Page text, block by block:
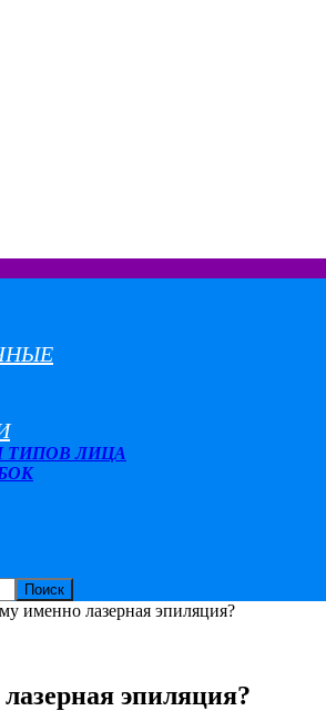
ТИПОВ ЛИЦА
именно лазерная эпиляция?
эпиляция?